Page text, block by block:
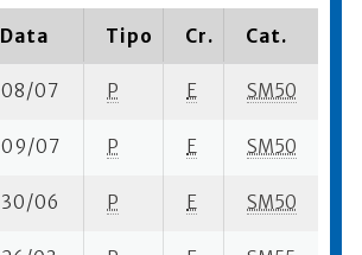
Data Tipo Cr. Cat.
08/07 P E SM50
09/07 P E SM50
30/06 P E SM50